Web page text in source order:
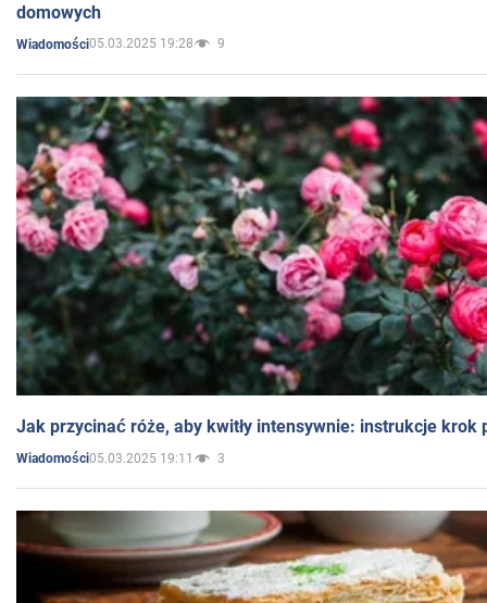
domowych
Wiadomości05.03.2025 19:28 9
Jak przycinać róże, aby kwitły intensywnie: instrukcje krok
Wiadomości05.03.2025 19:11 3